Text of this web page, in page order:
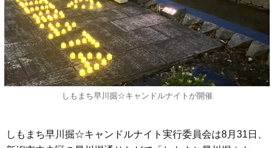
しもまち早川掘☆キャンドルナイトが開催
しもまち早川掘☆キャンドルナイト実行委員会は8月31日、